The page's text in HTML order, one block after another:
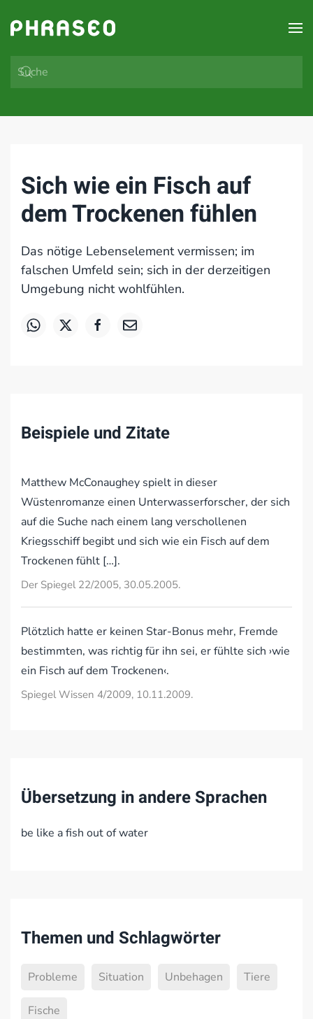
Zum Hauptinhalt springen
Sich wie ein Fisch auf
dem Trockenen fühlen
Das nötige Lebenselement vermissen; im
falschen Umfeld sein; sich in der derzeitigen
Umgebung nicht wohlfühlen.
Beispiele und Zitate
Matthew McConaughey spielt in dieser
Wüstenromanze einen Unterwasserforscher, der sich
auf die Suche nach einem lang verschollenen
Kriegsschiff begibt und sich wie ein Fisch auf dem
Trockenen fühlt […].
Der Spiegel 22/2005, 30.05.2005.
Plötzlich hatte er keinen Star-Bonus mehr, Fremde
bestimmten, was richtig für ihn sei, er fühlte sich ›wie
ein Fisch auf dem Trockenen‹.
Spiegel Wissen 4/2009, 10.11.2009.
Übersetzung in andere Sprachen
be like a fish out of water
Themen und Schlagwörter
Probleme Situation Unbehagen Tiere
Fische